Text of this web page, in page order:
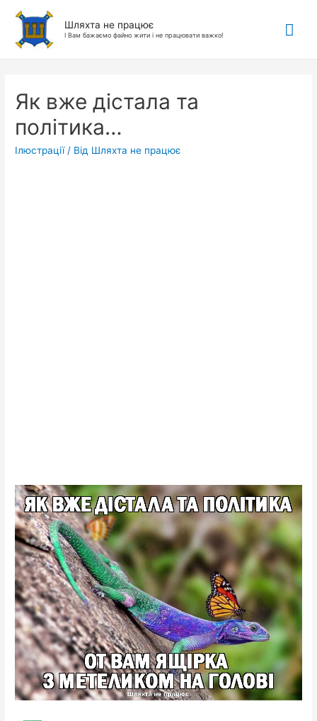
Шляхта не працює
І Вам бажаємо файно жити і не працювати важко!
Як вже дістала та
політика…
Ілюстрації/ Від Шляхта не працює